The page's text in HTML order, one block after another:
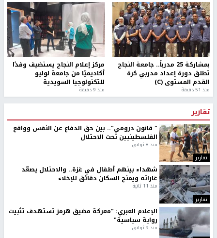
بمشاركة 25 مدرباً.. جامعة النجاح
تطلق دورة إعداد مدربي كرة
القدم المستوى (C)
منذ 51 دقيقة
مركز إعلام النجاح يستضيف وفدًا
أكاديميًا من جامعة لوليو
للتكنولوجيا السويدية
منذ 9 دقيقة
تقارير
تقارير
" قانون درومي".. بين حق الدفاع عن النفس وواقع
الفلسطينيين تحت الاحتلال
منذ 8 ثواني
تقارير
شهداء بينهم أطفال في غزة.. والاحتلال يصعّد
غاراته ويمنح السكان دقائق للإخلاء
منذ 11 ثانية
الإعلام العبري: "معركة مضيق هرمز تستهدف تثبيت
رواية سياسية"
منذ 9 ثواني